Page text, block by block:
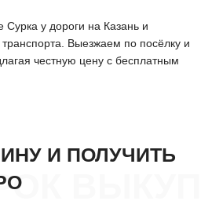
у дороги на Казань и
Выезжаем по посёлку и
честную цену с бесплатным
ВЫКУП
И ПОЛУЧИТЬ